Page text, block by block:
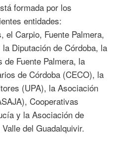
formada por los
entidades:
el Carpio, Fuente Palmera,
Diputación de Córdoba, la
Fuente Palmera, la
de Córdoba (CECO), la
(UPA), la Asociación
Cooperativas
y la Asociación de
del Guadalquivir.